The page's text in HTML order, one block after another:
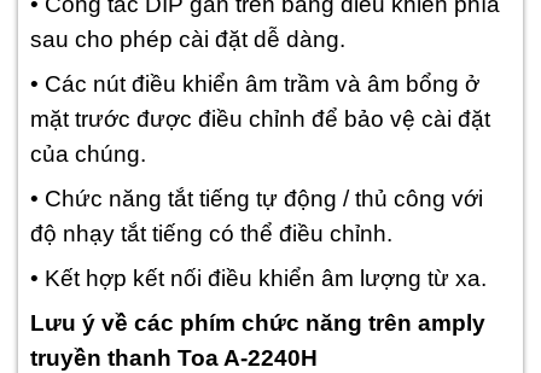
sau cho phép cài đặt dễ dàng.
• Các nút điều khiển âm trầm và âm bổng ở
mặt trước được điều chỉnh để bảo vệ cài đặt
của chúng.
• Chức năng tắt tiếng tự động / thủ công với
độ nhạy tắt tiếng có thể điều chỉnh.
• Kết hợp kết nối điều khiển âm lượng từ xa.
Lưu ý về các phím chức năng trên amply
truyền thanh Toa A-2240H